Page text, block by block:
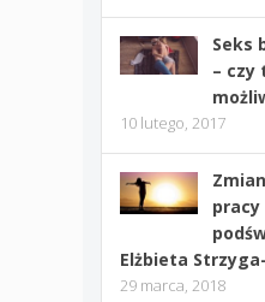
Seks
– czy
10 lutego, 2017
pracy
Elżbieta
29 marca, 2018